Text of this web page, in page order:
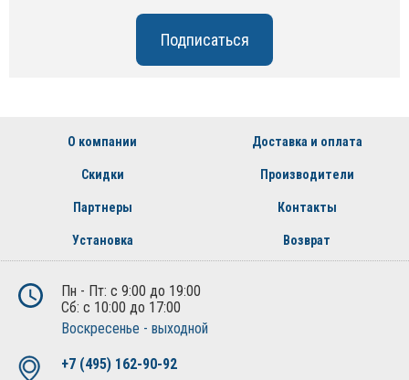
О компании Доставка и оплата
Скидки Производители
Партнеры Контакты
Установка Возврат
Пн - Пт: с 9:00 до 19:00
Сб: с 10:00 до 17:00
Воскресенье - выходной
+7 (495) 162-90-92